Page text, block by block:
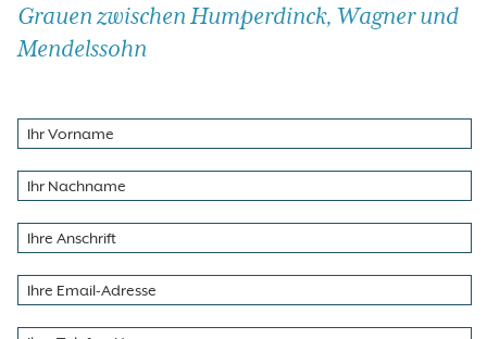
Grauen zwischen Humperdinck, Wagner und
Mendelssohn